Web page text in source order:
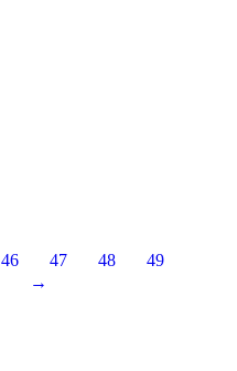
46 47 48
49
→